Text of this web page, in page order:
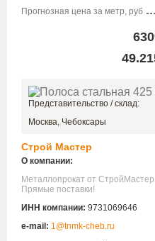
Прогнозная цена за метр, руб
Представительство / склад:
Москва, Чебоксары
Строй Мастер
О компании:
Металлопрокат от
Прямые поставки!
ИНН компании: 9731069646
e-mail: 1@tnmk-cheb.ru